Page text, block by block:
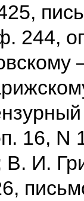
244,
16, N
В. И.